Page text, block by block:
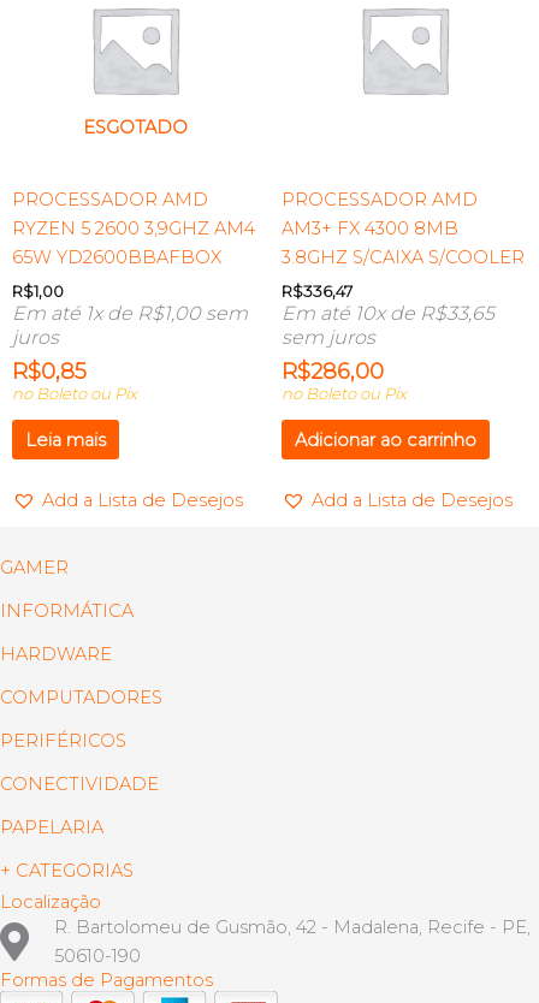
ESGOTADO
PROCESSADOR AMD
RYZEN 5 2600 3,9GHZ AM4
65W YD2600BBAFBOX
R$1,00
Em até 1x de R$1,00sem
juros
R$0,85
no Boleto ou Pix
Leia mais
Add a Lista de Desejos
PROCESSADOR AMD
AM3+ FX 4300 8MB
3.8GHZ S/CAIXA S/COOLER
R$336,47
Em até 10x de R$33,65
sem juros
R$286,00
no Boleto ou Pix
Adicionar ao carrinho
Add a Lista de Desejos
GAMER
INFORMÁTICA
HARDWARE
COMPUTADORES
PERIFÉRICOS
CONECTIVIDADE
PAPELARIA
+ CATEGORIAS
Localização
R. Bartolomeu de Gusmão, 42 - Madalena, Recife - PE,
50610-190
Formas de Pagamentos